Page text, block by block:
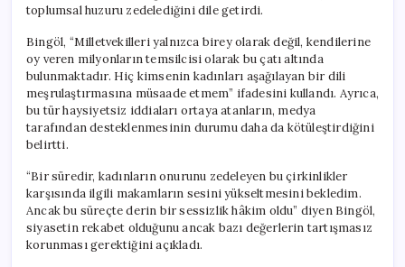
toplumsal huzuru zedelediğini dile getirdi.
Bingöl, “Milletvekilleri yalnızca birey olarak değil, kendilerine
oy veren milyonların temsilcisi olarak bu çatı altında
bulunmaktadır. Hiç kimsenin kadınları aşağılayan bir dili
meşrulaştırmasına müsaade etmem” ifadesini kullandı. Ayrıca,
bu tür haysiyetsiz iddiaları ortaya atanların, medya
tarafından desteklenmesinin durumu daha da kötüleştirdiğini
belirtti.
“Bir süredir, kadınların onurunu zedeleyen bu çirkinlikler
karşısında ilgili makamların sesini yükseltmesini bekledim.
Ancak bu süreçte derin bir sessizlik hâkim oldu” diyen Bingöl,
siyasetin rekabet olduğunu ancak bazı değerlerin tartışmasız
korunması gerektiğini açıkladı.